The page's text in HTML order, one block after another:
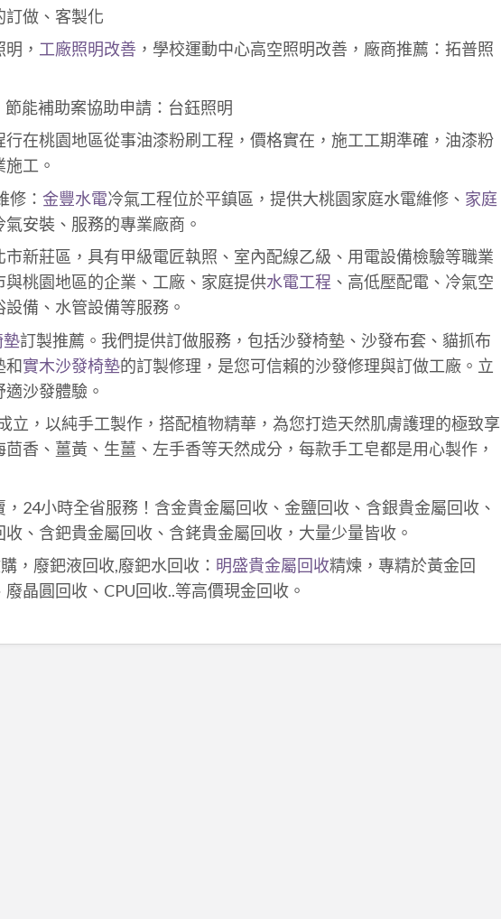
訂做、客製化
， 工廠照明改善，學校運動中心高空照明改善，廠商推薦：拓普照
節能補助案協助申請：台鈺照明
行在桃園地區從事油漆粉刷工程，價格實在，施工工期準確，油漆粉
工。
修： 金豐水電冷氣工程位於平鎮區，提供大桃園家庭水電維修、 家庭
安裝、服務的專業廠商。
新莊區，具有甲級電匠執照、室內配線乙級、用電設備檢驗等職業
桃園地區的企業、工廠、家庭提供水電工程 、高低壓配電、冷氣空
備、水管設備等服務。
墊訂製推薦。我們提供訂做服務，包括沙發椅墊、沙發布套、貓抓布
和實木沙發椅墊的訂製修理，是您可信賴的沙發修理與訂做工廠。立
沙發體驗。
立，以純手工製作，搭配植物精華，為您打造天然肌膚護理的極致享
香、薑黃、生薑、左手香等天然成分，每款手工皂都是用心製作，
24小時全省服務！含金貴金屬回收、金鹽回收、含銀貴金屬回收、
、含鈀貴金屬回收、含銠貴金屬回收，大量少量皆收。
，廢鈀液回收,廢鈀水回收： 明盛貴金屬回收精煉，專精於黃金回
晶圓回收、CPU回收..等高價現金回收。